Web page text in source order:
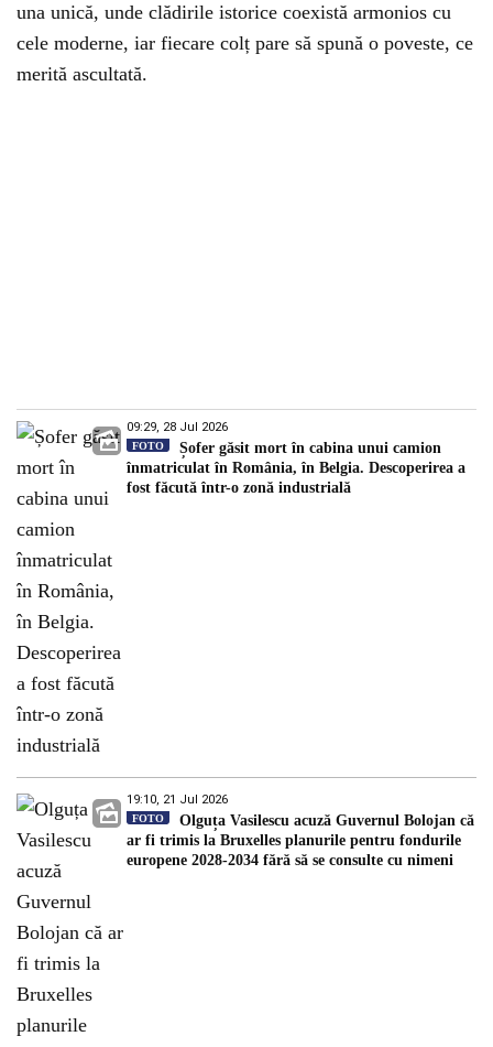
una unică, unde clădirile istorice coexistă armonios cu
cele moderne, iar fiecare colț pare să spună o poveste, ce
merită ascultată.
09:29, 28 Jul 2026
FOTO
Șofer găsit mort în cabina unui camion
înmatriculat în România, în Belgia. Descoperirea a
fost făcută într-o zonă industrială
19:10, 21 Jul 2026
FOTO
Olguța Vasilescu acuză Guvernul Bolojan că
ar fi trimis la Bruxelles planurile pentru fondurile
europene 2028-2034 fără să se consulte cu nimeni